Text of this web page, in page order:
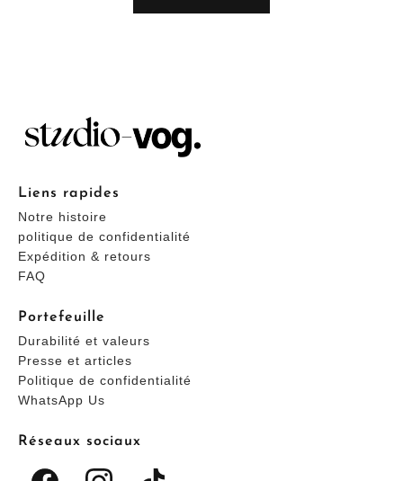
Liens rapides
Notre histoire
politique de confidentialité
Expédition & retours
FAQ
Portefeuille
Durabilité et valeurs
Presse et articles
Politique de confidentialité
WhatsApp Us
Réseaux sociaux